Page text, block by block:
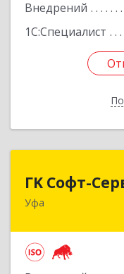
Внедрений
1С:Специалист
ГK Софт-
Уфа
450022,